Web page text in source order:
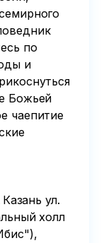
по
и
Божьей
чаепитие
ул.
холл